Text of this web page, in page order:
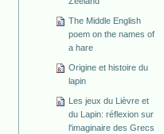
The Middle English
poem on the names of
a hare
Origine et histoire du
lapin
Les jeux du Lièvre et
du Lapin: réflexion sur
l'imaginaire des Grecs